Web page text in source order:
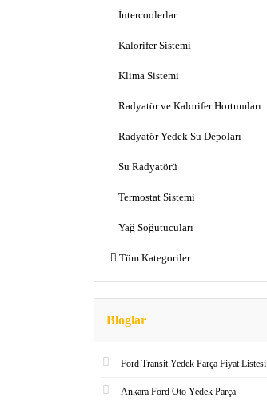
İntercoolerlar
Kalorifer Sistemi
Klima Sistemi
Radyatör ve Kalorifer Hortumları
Radyatör Yedek Su Depoları
Su Radyatörü
Termostat Sistemi
Yağ Soğutucuları
Tüm Kategoriler
Bloglar
Ford Transit Yedek Parça Fiyat Listesi
Ankara Ford Oto Yedek Parça